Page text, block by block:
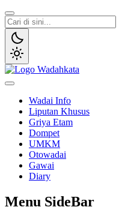
Wadai Info
Liputan Khusus
Griya Etam
Dompet
UMKM
Otowadai
Gawai
Diary
Menu SideBar